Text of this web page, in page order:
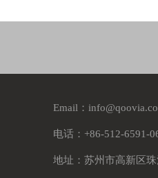
Email：
电话：+86-512-6591-
地址：苏州市高新区